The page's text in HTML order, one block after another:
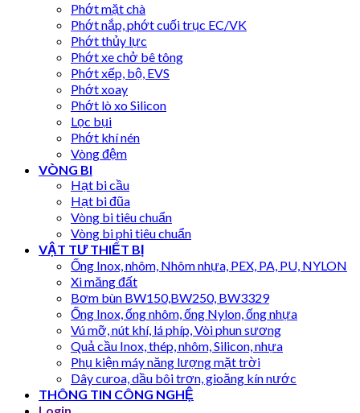
Phớt mặt chà
Phớt nắp, phớt cuối trục EC/VK
Phớt thủy lực
Phớt xe chở bê tông
Phớt xếp, bộ, EVS
Phớt xoay
Phớt lò xo Silicon
Lọc bụi
Phớt khí nén
Vòng đệm
VÒNG BI
Hạt bi cầu
Hạt bi đũa
Vòng bi tiêu chuẩn
Vòng bi phi tiêu chuẩn
VẬT TƯ THIẾT BỊ
Ống Inox, nhôm, Nhôm nhựa, PEX, PA, PU, NYLON
Xi măng đất
Bơm bùn BW150,BW250, BW3329
Ống Inox, ống nhôm, ống Nylon, ống nhựa
Vú mỡ, nút khí, lá phíp, Vòi phun sương
Quả cầu Inox, thép, nhôm, Silicon, nhựa
Phụ kiện máy năng lượng mặt trời
Dây curoa, dầu bôi trơn, gioăng kín nước
THÔNG TIN CÔNG NGHỆ